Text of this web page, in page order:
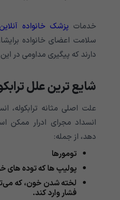
خدمات پزشک خانواده
سلامت اعضای خانواده
دارند که پیگیری مداومی در
شایع ترین علل
علت اصلی مثانه ترابکوله،
انسداد مجرای ادرار ممکن
دهد، از جمله:
تومورها
پولیپ ها که توده
لخته شدن خون، که
فشار وارد کند.